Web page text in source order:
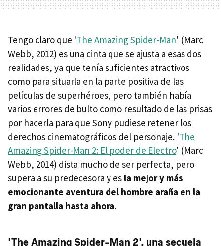
Tengo claro que 'The Amazing Spider-Man' (Marc
Webb, 2012) es una cinta que se ajusta a esas dos
realidades, ya que tenía suficientes atractivos
como para situarla en la parte positiva de las
películas de superhéroes, pero también había
varios errores de bulto como resultado de las prisas
por hacerla para que Sony pudiese retener los
derechos cinematográficos del personaje. 'The
Amazing Spider-Man 2: El poder de Electro' (Marc
Webb, 2014) dista mucho de ser perfecta, pero
supera a su predecesora y es la mejor y más
emocionante aventura del hombre araña en la
gran pantalla hasta ahora.
'The Amazing Spider-Man 2', una secuela